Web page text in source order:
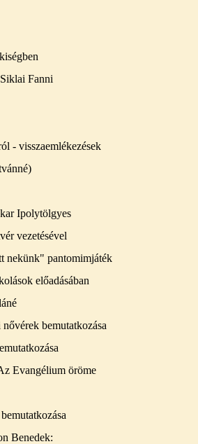
Fanni
- visszaemlékezések
Ipolytölgyes
vezetésével
nekünk" pantomimjáték
előadásában
bemutatkozása
Evangélium öröme
Benedek: